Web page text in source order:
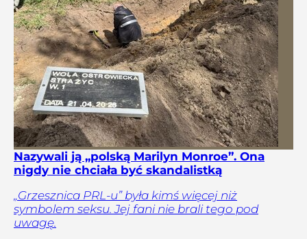
Nazywali ją „polską Marilyn Monroe”. Ona
nigdy nie chciała być skandalistką
„Grzesznica PRL-u” była kimś więcej niż
symbolem seksu. Jej fani nie brali tego pod
uwagę.